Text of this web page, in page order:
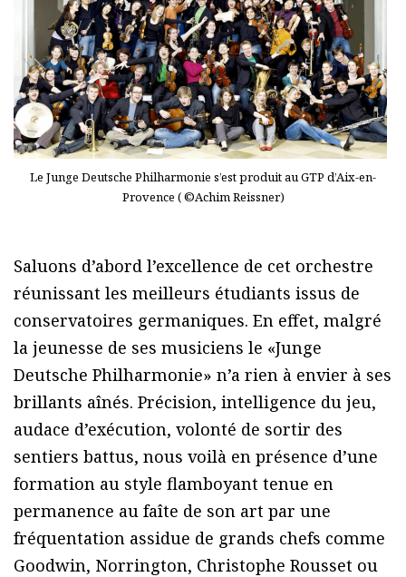
Le Junge Deutsche Philharmonie s’est produit au GTP d’Aix-en-
Provence ( ©Achim Reissner)
Saluons d’abord l’excellence de cet orchestre
réunissant les meilleurs étudiants issus de
conservatoires germaniques. En effet, malgré
la jeunesse de ses musiciens le «Junge
Deutsche Philharmonie» n’a rien à envier à ses
brillants aînés. Précision, intelligence du jeu,
audace d’exécution, volonté de sortir des
sentiers battus, nous voilà en présence d’une
formation au style flamboyant tenue en
permanence au faîte de son art par une
fréquentation assidue de grands chefs comme
Goodwin, Norrington, Christophe Rousset ou